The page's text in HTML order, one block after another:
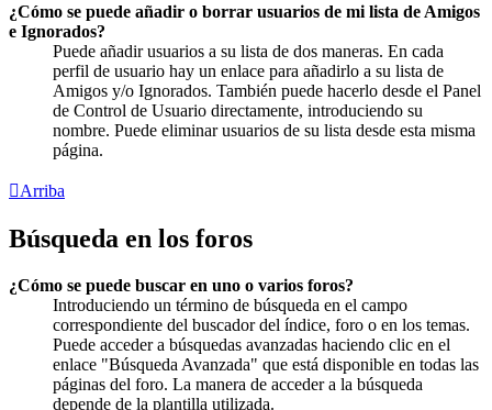
¿Cómo se puede añadir o borrar usuarios de mi lista de Amigos
e Ignorados?
Puede añadir usuarios a su lista de dos maneras. En cada
perfil de usuario hay un enlace para añadirlo a su lista de
Amigos y/o Ignorados. También puede hacerlo desde el Panel
de Control de Usuario directamente, introduciendo su
nombre. Puede eliminar usuarios de su lista desde esta misma
página.
Arriba
Búsqueda en los foros
¿Cómo se puede buscar en uno o varios foros?
Introduciendo un término de búsqueda en el campo
correspondiente del buscador del índice, foro o en los temas.
Puede acceder a búsquedas avanzadas haciendo clic en el
enlace "Búsqueda Avanzada" que está disponible en todas las
páginas del foro. La manera de acceder a la búsqueda
depende de la plantilla utilizada.